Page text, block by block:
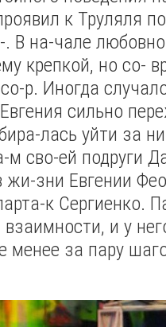
к Труляля
. В на-чале
крепкой, но со-
р. Иногда
сильно
лась уйти за
м сво-ей подруги
зни Евгении
к Сергиенко.
и у
менее за пару